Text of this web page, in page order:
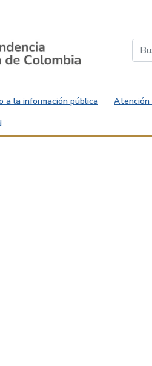
a la información pública Atención